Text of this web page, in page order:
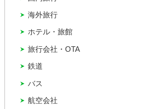
バス
ホテル・旅館
旅行会社・OTA
海外旅行
航空会社
鉄道